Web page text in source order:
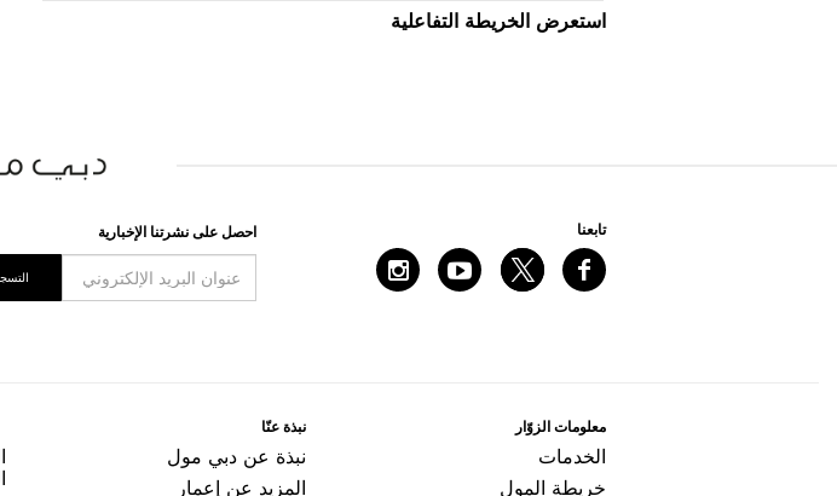
اﺳﺘﻌﺮﺽ اﻟﺨﺮﻳﻄﺔ اﻟﺘﻔﺎﻋﻠﻴﺔ
ﺗﺎﺑﻌﻨﺎ اﺣﺼﻞ ﻋﻠﻰ ﻧﺸﺮﺗﻨﺎ اﻹﺧﺒﺎﺭﻳﺔ
ﻣﻌﻠﻮﻣﺎﺕ اﻟﺰﻭّاﺭ
اﻟﺨﺪﻣﺎﺕ
ﺧﺮﻳﻄﺔ اﻟﻤﻮﻝ
ﻧﺒﺬﺓ ﻋﻨّﺎ
ﻧﺒﺬﺓ ﻋﻦ ﺩﺑﻲ ﻣﻮﻝ
المزيد عن إعمار